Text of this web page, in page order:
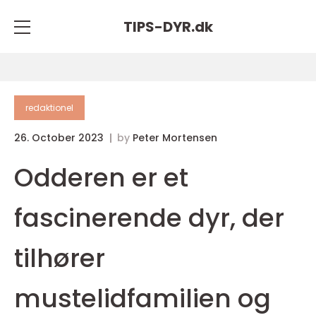
TIPS-DYR.dk
redaktionel
26. October 2023 by Peter Mortensen
Odderen er et
fascinerende dyr, der
tilhører
mustelidfamilien og